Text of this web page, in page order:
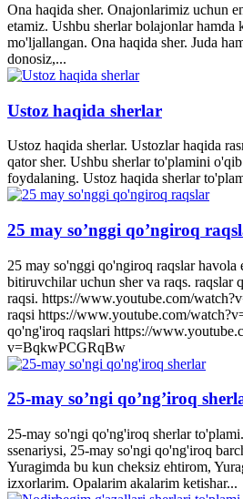
Ona haqida sher. Onajonlarimiz uchun
etamiz. Ushbu sherlar bolajonlar hamda
mo'ljallangan. Ona haqida sher. Juda
donosiz,...
Ustoz haqida sherlar
Ustoz haqida sherlar. Ustozlar haqida
qator sher. Ushbu sherlar to'plamini
foydalaning. Ustoz haqida sherlar
25 may so’nggi qo’ngiroq
25 may so'nggi qo'ngiroq raqslar havola
bitiruvchilar uchun sher va raqs. raqslar
raqsi. https://www.youtube.com/
raqsi https://www.youtube.com/
qo'ng'iroq raqslari https://
v=BqkwPCGRqBw
25-may so’ngi qo’ng’iroq
25-may so'ngi qo'ng'iroq sherlar
ssenariysi, 25-may so'ngi qo'ng'iroq
Yuragimda bu kun cheksiz ehtirom,
izxorlarim. Opalarim akalarim ketishar...